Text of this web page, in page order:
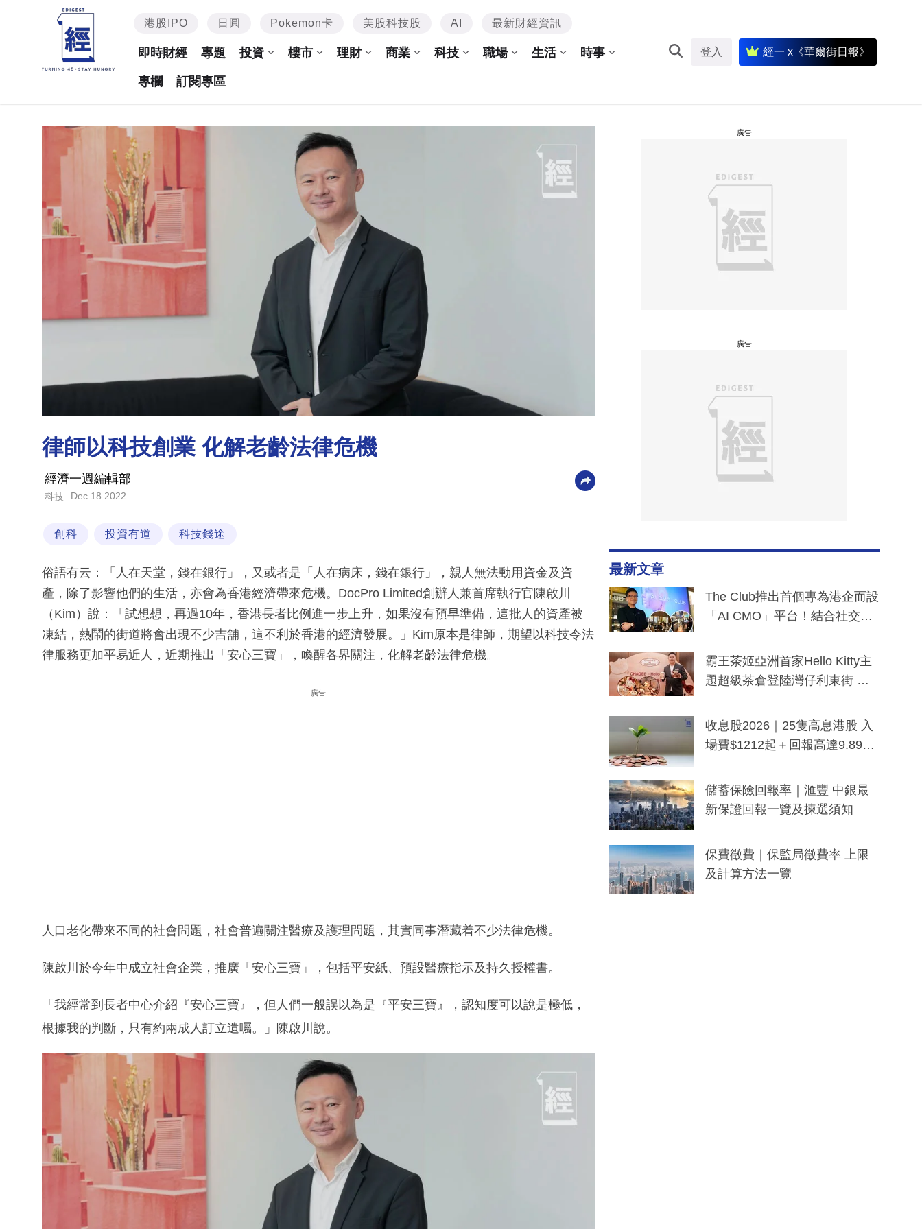
港股IPO 日圓 Pokemon卡 美股科技股 AI 最新財經資訊
即時財經 專題 投資 樓市 理財 商業 科技 職場 生活 時事
專欄 訂閱專區
登入 經一 x《華爾街日報》
律師以科技創業 化解老齡法律危機
經濟一週編輯部
科技 Dec 18 2022
創科 投資有道 科技錢途
俗語有云：「人在天堂，錢在銀行」，又或者是「人在病床，錢在銀行」，親人無法動用資金及資
產，除了影響他們的生活，亦會為香港經濟帶來危機。DocPro Limited創辦人兼首席執行官陳啟川
（Kim）說：「試想想，再過10年，香港長者比例進一步上升，如果沒有預早準備，這批人的資產被
凍結，熱鬧的街道將會出現不少吉舖，這不利於香港的經濟發展。」Kim原本是律師，期望以科技令法
律服務更加平易近人，近期推出「安心三寶」，喚醒各界關注，化解老齡法律危機。
廣告
人口老化帶來不同的社會問題，社會普遍關注醫療及護理問題，其實同事潛藏着不少法律危機。
陳啟川於今年中成立社會企業，推廣「安心三寶」，包括平安紙、預設醫療指示及持久授權書。
「我經常到長者中心介紹『安心三寶』，但人們一般誤以為是『平安三寶』，認知度可以說是極低，
根據我的判斷，只有約兩成人訂立遺囑。」陳啟川說。
廣告
廣告
最新文章
The Club推出首個專為港企而設
「AI CMO」平台！結合社交聆
分鐘生成「貼地」宣傳短片
霸王茶姬亞洲首家Hello Kitty主
題超級茶倉登陸灣仔利東街 推
y及香港限定特調系列
收息股2026｜25隻高息港股 入
場費$1212起＋回報高達9.89
儲蓄保險回報率｜滙豐 中銀最
新保證回報一覽及揀選須知
保費徵費｜保監局徵費率 上限
及計算方法一覽